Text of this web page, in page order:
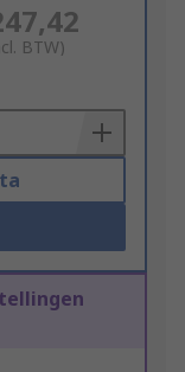
BTW)